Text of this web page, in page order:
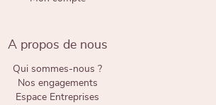
A propos de nous
Qui sommes-nous ?
Nos engagements
Espace Entreprises